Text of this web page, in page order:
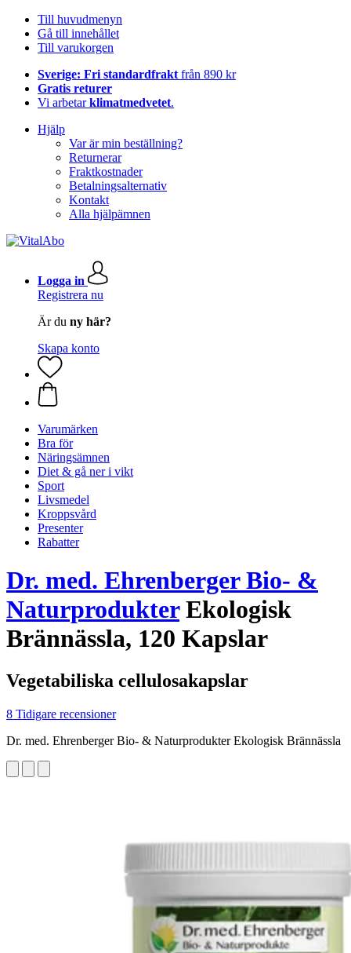
Till huvudmenyn
Gå till innehållet
Till varukorgen
Sverige: Fri standardfrakt från 890 kr
Gratis returer
Vi arbetarklimatmedvetet.
Hjälp
Var är min beställning?
Returnerar
Fraktkostnader
Betalningsalternativ
Kontakt
Alla hjälpämnen
Logga in
Registrera nu
Är du ny här?
Skapa konto
Varumärken
Bra för
Näringsämnen
Diet & gå ner i vikt
Sport
Livsmedel
Kroppsvård
Presenter
Rabatter
Dr. med. Ehrenberger Bio- &
NaturprodukterEkologisk
Brännässla, 120 Kapslar
Vegetabiliska cellulosakapslar
8 Tidigare recensioner
Dr. med. Ehrenberger Bio- & Naturprodukter Ekologisk Brännässla